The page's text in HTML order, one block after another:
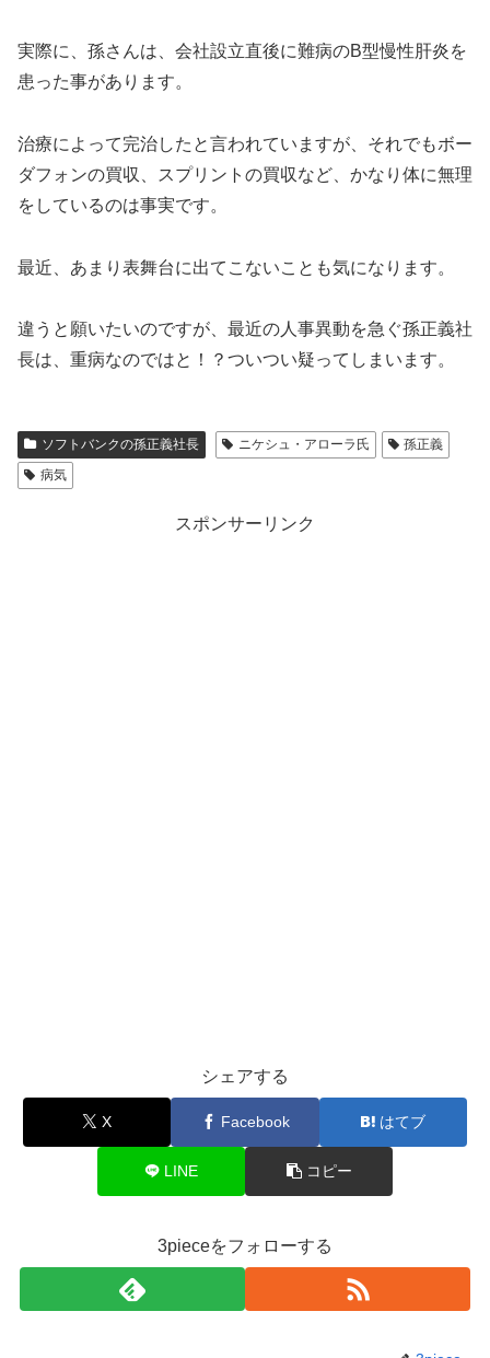
実際に、孫さんは、会社設立直後に難病のB型慢性肝炎を
患った事があります。
治療によって完治したと言われていますが、それでもボー
ダフォンの買収、スプリントの買収など、かなり体に無理
をしているのは事実です。
最近、あまり表舞台に出てこないことも気になります。
違うと願いたいのですが、最近の人事異動を急ぐ孫正義社
長は、重病なのではと！？ついつい疑ってしまいます。
ソフトバンクの孫正義社長 ニケシュ・アローラ氏
孫正義
病気
スポンサーリンク
シェアする
X Facebook はてブ
LINE コピー
3pieceをフォローする